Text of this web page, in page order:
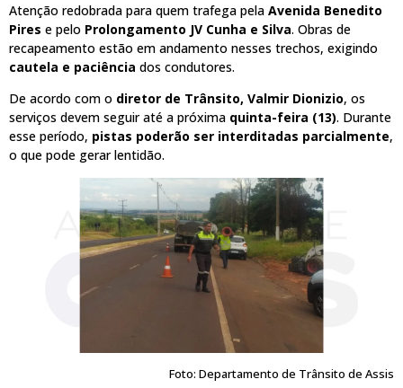
Atenção redobrada para quem trafega pela Avenida Benedito
Pires e pelo Prolongamento JV Cunha e Silva. Obras de
recapeamento estão em andamento nesses trechos, exigindo
cautela e paciência dos condutores.
De acordo com o diretor de Trânsito, Valmir Dionizio, os
serviços devem seguir até a próxima quinta-feira (13). Durante
esse período, pistas poderão ser interditadas parcialmente,
o que pode gerar lentidão.
Foto: Departamento de Trânsito de Assis